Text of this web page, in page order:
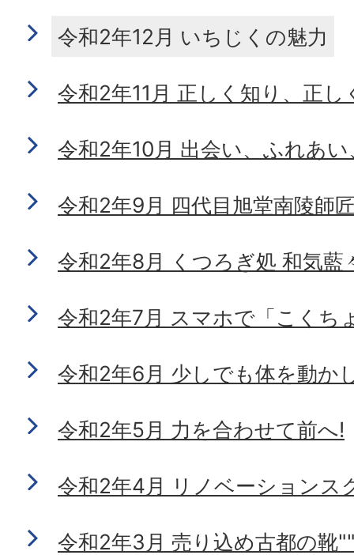
令和2年12月 いちじくの魅力
令和2年11月 正しく知り、正し
令和2年10月 出会い、ふれあ
令和2年9月 四代目旭堂南陵師
令和2年8月 くつろぎ処 和気藍
令和2年7月 スマホで「こくち
令和2年6月 少しでも体を動か
令和2年5月 力を合わせて前へ!
令和2年4月 リノベーションス
令和2年3月 売り込め古都の靴